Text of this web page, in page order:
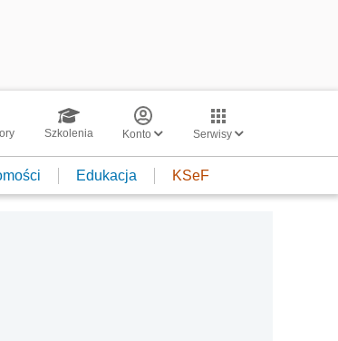
Szkolenia Konto Serwisy
Edukacja KSeF